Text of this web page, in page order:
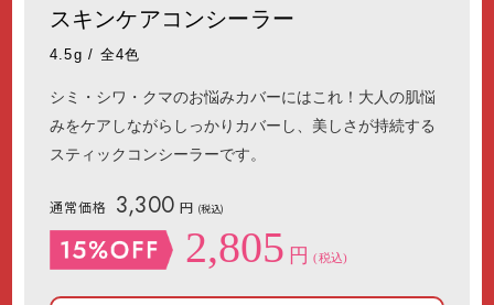
スキンケアコンシーラー
4.5g / 全4色
シミ・シワ・クマのお悩みカバーにはこれ！大人の肌悩
みをケアしながらしっかりカバーし、美しさが持続する
スティックコンシーラーです。
通常価格 3,300 円 (税込)
2,805 円 (税込)